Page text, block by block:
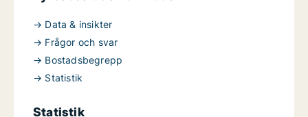
→ Data & insikter
→ Frågor och svar
→ Bostadsbegrepp
→ Statistik
Statistik